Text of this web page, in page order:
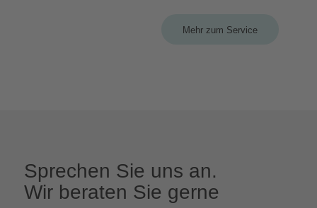
Mehr zum Service
Sprechen Sie uns an.
Wir beraten Sie gerne